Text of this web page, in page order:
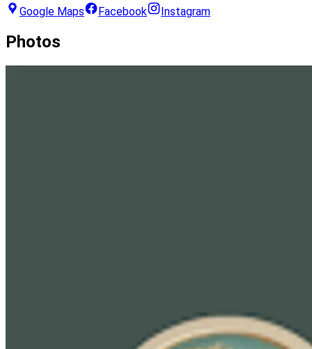
Google Maps Facebook Instagram
Photos